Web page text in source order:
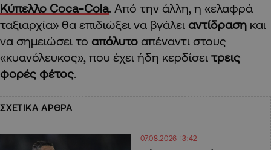
Κύπελλο Coca-Cola. Από την άλλη, η «ελαφρά
ταξιαρχία» θα επιδιώξει να βγάλει αντίδραση και
να σημειώσει το απόλυτο απέναντι στους
«κυανόλευκος», που έχει ήδη κερδίσει τρεις
φορές φέτος.
ΣΧΕΤΙΚΑ ΑΡΘΡΑ
07.08.2026 13:42